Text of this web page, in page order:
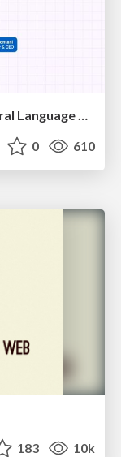
HU Berlin: Industrial-Strength Natural Language Processing with spaCy and Prodigy
0 610
183 10k